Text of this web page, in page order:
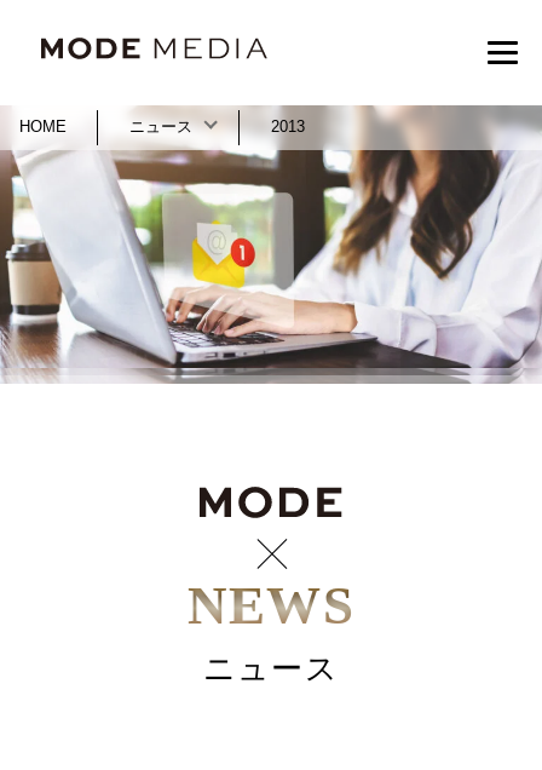
HOME ニュース 2013
NEWS
ニュース